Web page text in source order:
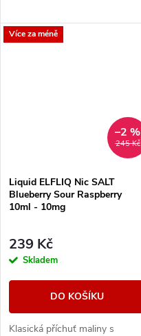
Více za méně
245 Kč
–2 %
Liquid ELFLIQ Nic SALT
Blueberry Sour Raspberry
10ml - 10mg
239 Kč
Skladem
DO KOŠÍKU
Klasická příchuť maliny s